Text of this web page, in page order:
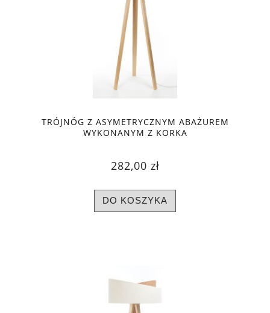
TRÓJNÓG Z ASYMETRYCZNYM ABAŻUREM
WYKONANYM Z KORKA
282,00 zł
DO KOSZYKA